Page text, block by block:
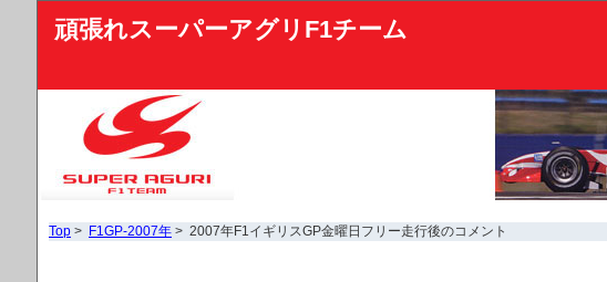
頑張れスーパーアグリF1チーム
Top > F1GP-2007年 > 2007年F1イギリスGP金曜日フリー走行後のコメント